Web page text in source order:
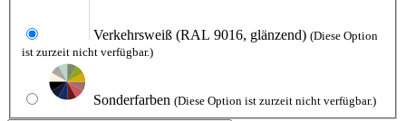
Verkehrsweiß (RAL 9016, glänzend) (Diese Option
ist zurzeit nicht verfügbar.)
Sonderfarben (Diese Option ist zurzeit nicht verfügbar.)